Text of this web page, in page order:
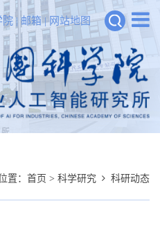
院 | 邮箱|网站地图
置： 首页 > 科学研究 科研动态